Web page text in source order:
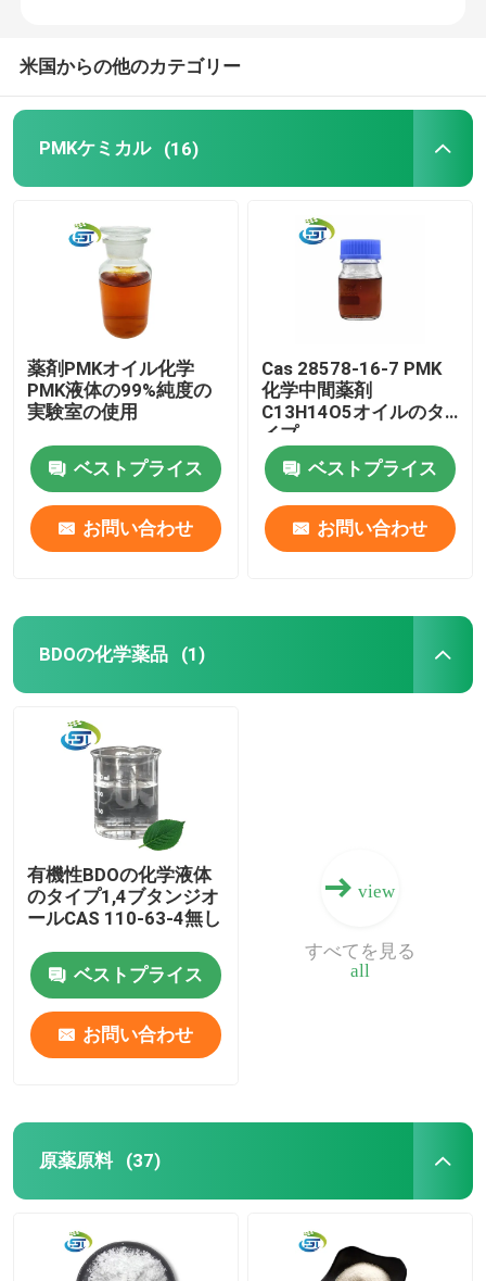
米国からの他のカテゴリー
PMKケミカル (16)
薬剤PMKオイル化学
PMK液体の99%純度の
実験室の使用
ベストプライス
お問い合わせ
Cas 28578-16-7 PMK
化学中間薬剤
C13H14O5オイルのタ
イプ
ベストプライス
お問い合わせ
BDOの化学薬品 (1)
有機性BDOの化学液体
のタイプ1,4ブタンジオ
ールCAS 110-63-4無し
ベストプライス
お問い合わせ
view
all
すべてを見る
原薬原料 (37)